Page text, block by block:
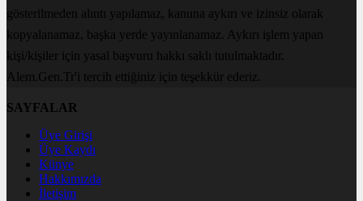
gösterilmeden alıntı yapılamaz, kanuna aykırı ve izinsiz olarak
kopyalanamaz, başka yerde yayınlanamaz. Aykırı işlem yapan
kişi/kişiler için yasal başvuru hakkı saklı tutulmaktadır.
Alem.Gen.Tr'i tercih ettiğiniz için teşekkür ederiz.
SAYFALAR
Üye Girişi
Üye Kaydı
Künye
Hakkımızda
İletişim